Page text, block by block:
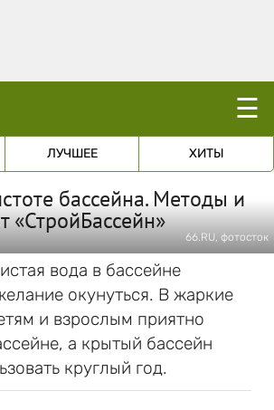
☰
ЛУЧШЕЕ ХИТЫ
бассейна. Методы и
«СтройБассейн»
66.RU, фотосток
вода в бассейне
окунуться. В жаркие
и взрослым приятно
а крытый бассейн
круглый год.